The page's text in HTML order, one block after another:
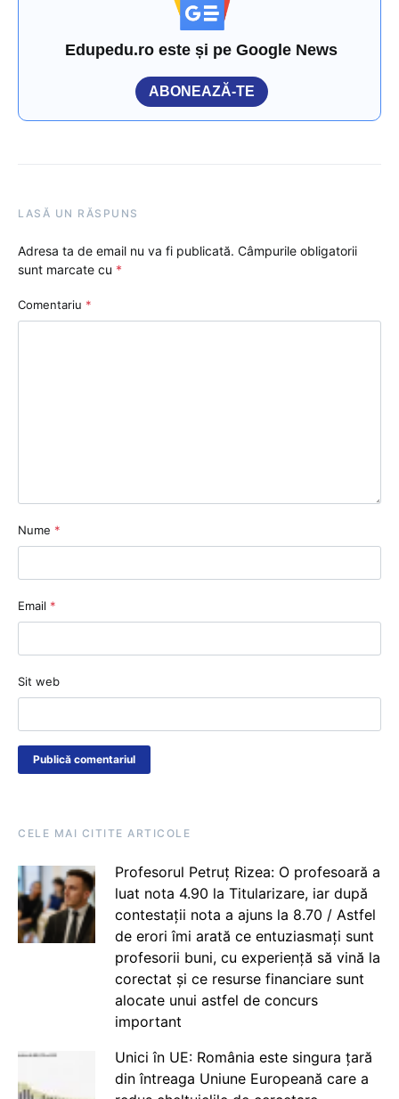
Edupedu.ro este și pe Google News
ABONEAZĂ-TE
LASĂ UN RĂSPUNS
Adresa ta de email nu va fi publicată. Câmpurile obligatorii
sunt marcate cu *
Comentariu *
Nume *
Email *
Sit web
CELE MAI CITITE ARTICOLE
Profesorul Petruț Rizea: O profesoară a
luat nota 4.90 la Titularizare, iar după
contestații nota a ajuns la 8.70 / Astfel
de erori îmi arată ce entuziasmați sunt
profesorii buni, cu experiență să vină la
corectat și ce resurse financiare sunt
alocate unui astfel de concurs
important
Unici în UE: România este singura țară
din întreaga Uniune Europeană care a